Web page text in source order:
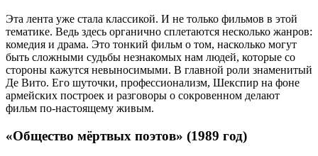
Эта лента уже стала классикой. И не только фильмов в этой
тематике. Ведь здесь органично сплетаются несколько жанров:
комедия и драма. Это тонкий фильм о том, насколько могут
быть сложными судьбы незнакомых нам людей, которые со
стороны кажутся невыносимыми. В главной роли знаменитый
Де Вито. Его шуточки, профессионализм, Шекспир на фоне
армейских построек и разговоры о сокровенном делают
фильм по-настоящему живым.
«Общество мёртвых поэтов» (1989 год)